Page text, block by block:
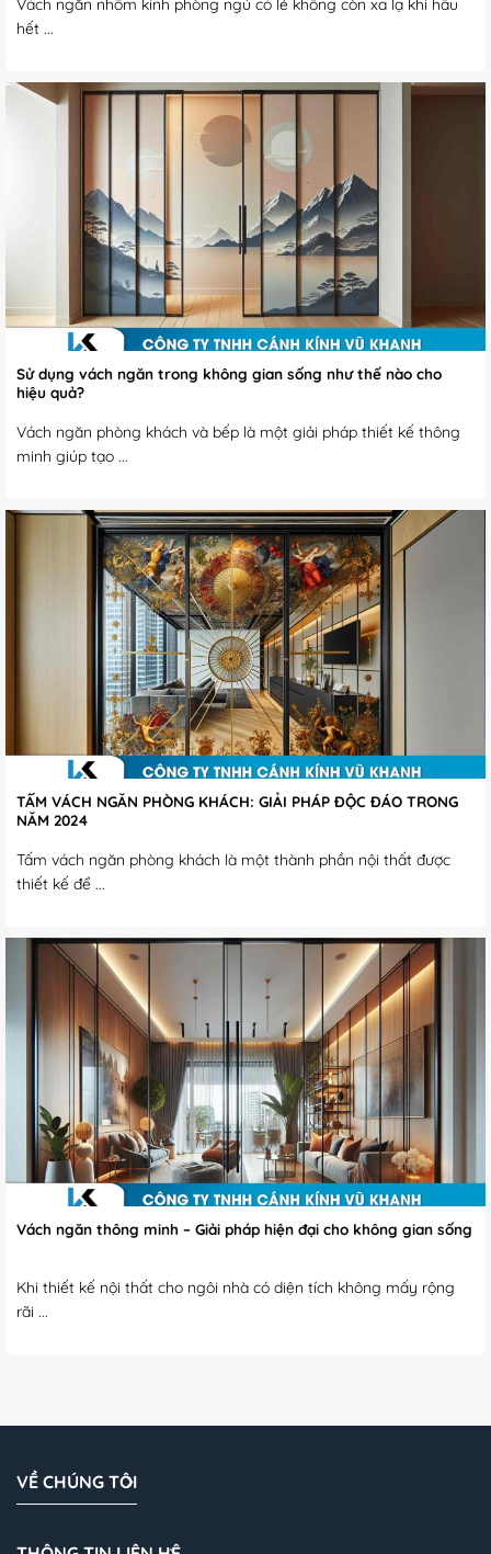
Vách ngăn nhôm kính phòng ngủ có lẻ không còn xa lạ khi hầu
hết ...
Sử dụng vách ngăn trong không gian sống như thế nào cho
hiệu quả?
Vách ngăn phòng khách và bếp là một giải pháp thiết kế thông
minh giúp tạo ...
TẤM VÁCH NGĂN PHÒNG KHÁCH: GIẢI PHÁP ĐỘC ĐÁO TRONG
NĂM 2024
Tấm vách ngăn phòng khách là một thành phần nội thất được
thiết kế để ...
Vách ngăn thông minh – Giải pháp hiện đại cho không gian sống
Khi thiết kế nội thất cho ngôi nhà có diện tích không mấy rộng
rãi ...
VỀ CHÚNG TÔI